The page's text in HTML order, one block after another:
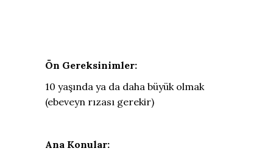
Ön Gereksinimler:
10 yaşında ya da daha büyük olmak
(ebeveyn rızası gerekir)
Ana Konular: